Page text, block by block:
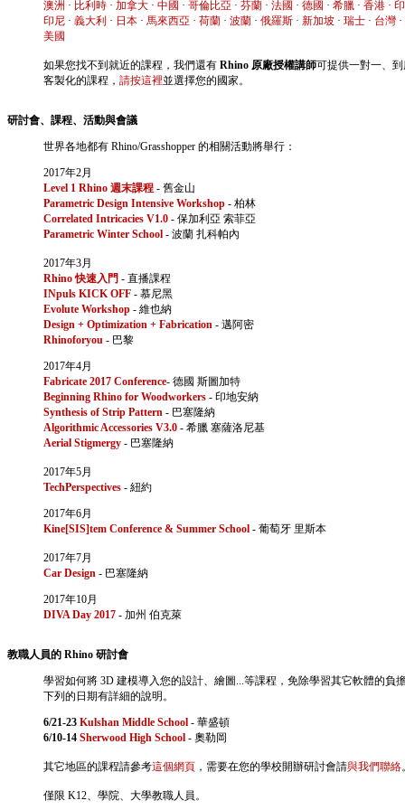
澳洲 · 比利時 · 加拿大 · 中國 · 哥倫比亞 · 芬蘭 · 法國 · 德國 · 希臘 · 香港 ·
印尼 · 義大利 · 日本 · 馬來西亞 · 荷蘭 · 波蘭 · 俄羅斯 · 新加坡 · 瑞士 · 台灣 ·
美國
如果您找不到就近的課程，我們還有 Rhino 原廠授權講師可提供一對一、
客製化的課程， 請按這裡並選擇您的國家。
研討會、課程、活動與會議
世界各地都有 Rhino/Grasshopper 的相關活動將舉行：
2017年2月
Level 1 Rhino 週末課程 - 舊金山
Parametric Design Intensive Workshop - 柏林
Correlated Intricacies V1.0 - 保加利亞 索菲亞
Parametric Winter School - 波蘭 扎科帕內
2017年3月
Rhino 快速入門 - 直播課程
INpuls KICK OFF - 慕尼黑
Evolute Workshop - 維也納
Design + Optimization + Fabrication - 邁阿密
Rhinoforyou - 巴黎
2017年4月
Fabricate 2017 Conference- 德國 斯圖加特
Beginning Rhino for Woodworkers - 印地安納
Synthesis of Strip Pattern - 巴塞隆納
Algorithmic Accessories V3.0 - 希臘 塞薩洛尼基
Aerial Stigmergy - 巴塞隆納
2017年5月
TechPerspectives - 紐約
2017年6月
Kine[SIS]tem Conference & Summer School - 葡萄牙 里斯本
2017年7月
Car Design - 巴塞隆納
2017年10月
DIVA Day 2017 - 加州 伯克萊
教職人員的 Rhino 研討會
學習如何將 3D 建模導入您的設計、繪圖...等課程，免除學習其它軟體的負
下列的日期有詳細的說明。
6/21-23 Kulshan Middle School - 華盛頓
6/10-14 Sherwood High School - 奧勒岡
其它地區的課程請參考這個網頁 ，需要在您的學校開辦研討會請與我們聯絡。
僅限 K12、學院、大學教職人員。